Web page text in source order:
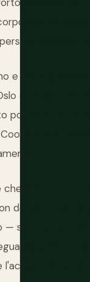
nel
passano
e più
o Zurigo. Una
possono
ma la
funziona. I
design a ogni
sono
e la terra